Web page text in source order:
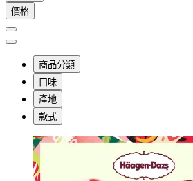
價格
商品分類
口味
產地
款式